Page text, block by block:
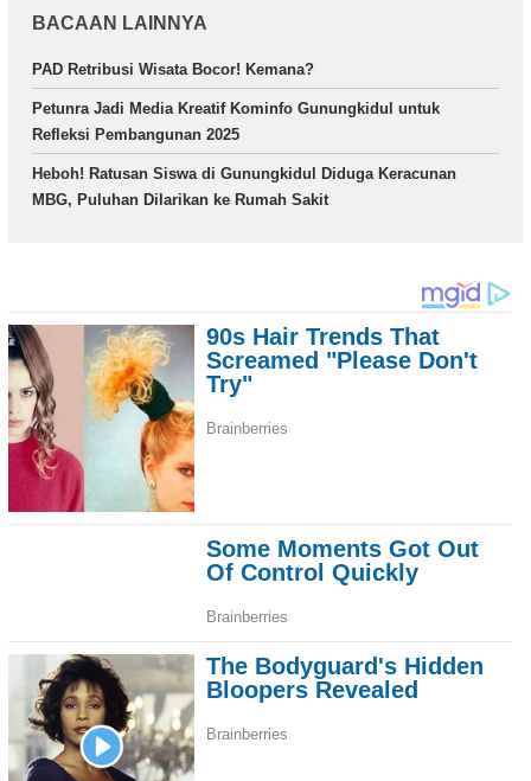
BACAAN LAINNYA
PAD Retribusi Wisata Bocor! Kemana?
Petunra Jadi Media Kreatif Kominfo Gunungkidul untuk
Refleksi Pembangunan 2025
Heboh! Ratusan Siswa di Gunungkidul Diduga Keracunan
MBG, Puluhan Dilarikan ke Rumah Sakit